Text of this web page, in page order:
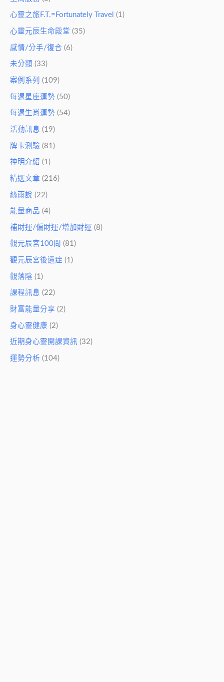
心靈之旅F.T.=Fortunately Travel (1)
心靈元辰生命殿堂 (35)
感情/分手/復合 (6)
未分類 (33)
案例系列 (109)
每週星座運勢 (50)
每週生肖運勢 (54)
活動訊息 (19)
牌卡測驗 (81)
神明介紹 (1)
精選文章 (216)
絲雨說 (22)
能量商品 (4)
補財運/偏財運/增加財運 (8)
觀元辰宮100問 (81)
觀元辰宮後遺症 (1)
觀落陰 (1)
課程訊息 (22)
財富能量分享 (2)
身心靈健康 (2)
近期身心靈開課資訊 (32)
運勢分析 (104)